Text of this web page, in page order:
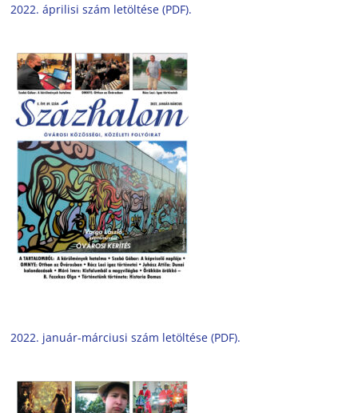
2022. áprilisi szám letöltése (PDF).
2022. január-márciusi szám letöltése (PDF).